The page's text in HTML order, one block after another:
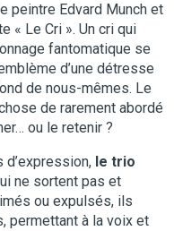
peintre Edvard Munch et
« Le Cri ». Un cri qui
fantomatique se
d’une détresse
de nous-mêmes. Le
de rarement abordé
ou le retenir ?
d’expression, le trio
ne sortent pas et
ou expulsés, ils
permettant à la voix et